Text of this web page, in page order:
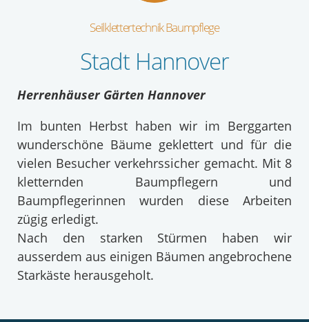
Seilklettertechnik Baumpflege
Stadt Hannover
Herrenhäuser Gärten Hannover
Im bunten Herbst haben wir im Berggarten
wunderschöne Bäume geklettert und für die
vielen Besucher verkehrssicher gemacht. Mit 8
kletternden Baumpflegern und
Baumpflegerinnen wurden diese Arbeiten
zügig erledigt.
Nach den starken Stürmen haben wir
ausserdem aus einigen Bäumen angebrochene
Starkäste herausgeholt.